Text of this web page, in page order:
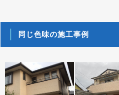
同じ色味の施工事例